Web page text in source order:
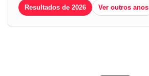
Resultados de 2026 Ver outros anos